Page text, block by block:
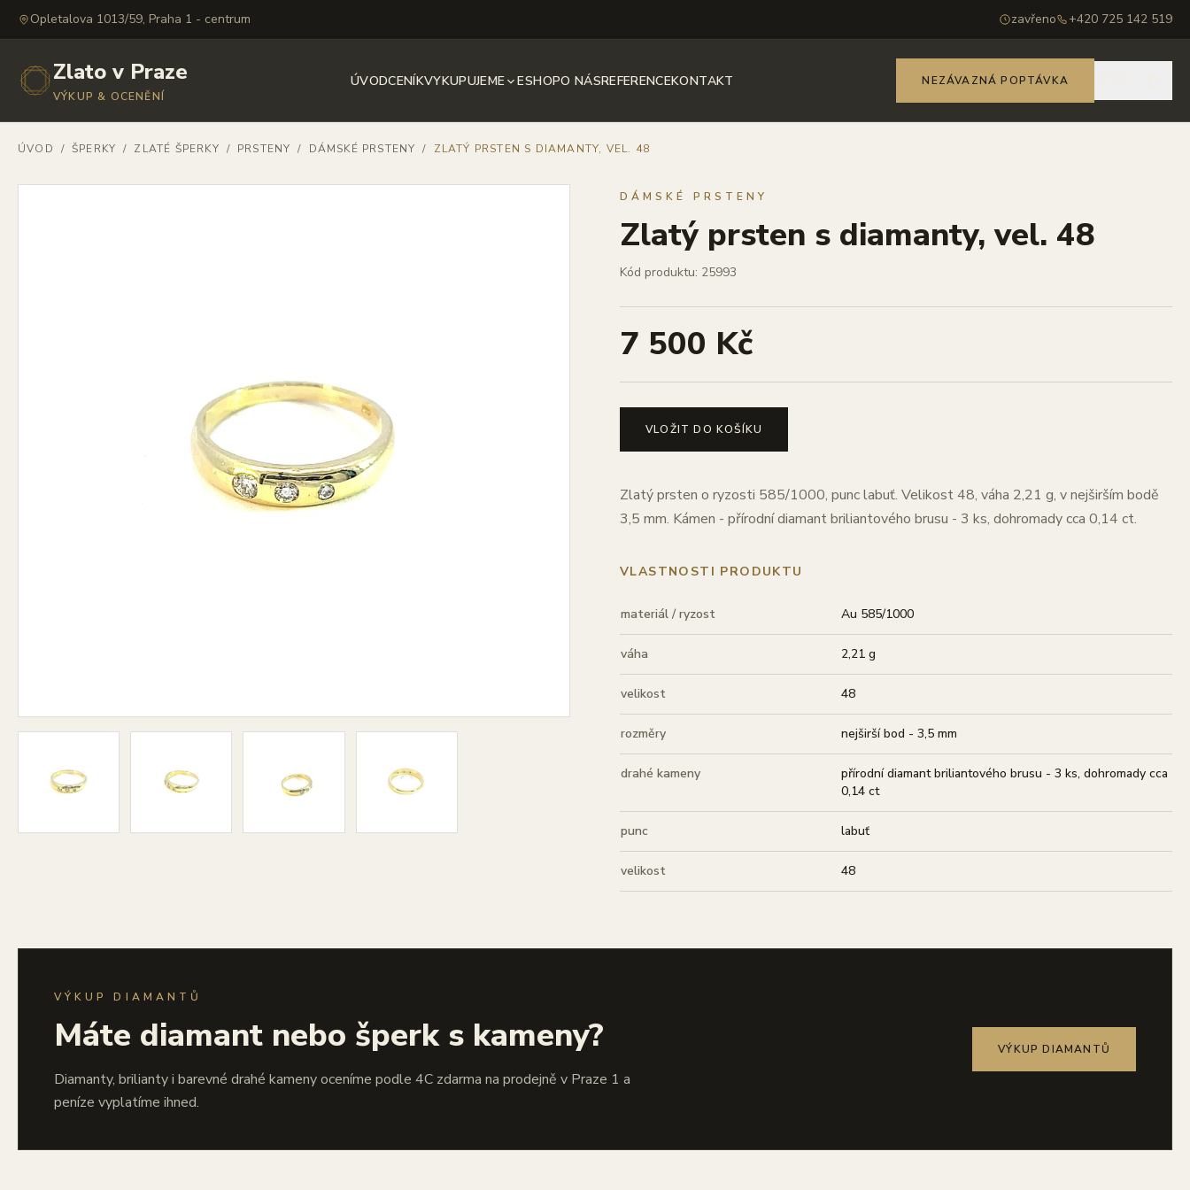
Opletalova 1013/59, Praha 1 - centrum zavřeno +420 725 142 519
Zlato v Praze
VÝKUP & OCENĚNÍ
ÚVODCENÍKVYKUPUJEME ESHOPO NÁSREFERENCEKONTAKT NEZÁVAZNÁ POPTÁVKA
ÚVOD / ŠPERKY / ZLATÉ ŠPERKY / PRSTENY / DÁMSKÉ PRSTENY / ZLATÝ PRSTEN S DIAMANTY, VEL. 48
DÁMSKÉ PRSTENY
Zlatý prsten s diamanty, vel. 48
Kód produktu: 25993
7 500 Kč
VLOŽIT DO KOŠÍKU
Zlatý prsten o ryzosti 585/1000, punc labuť. Velikost 48, váha 2,21 g, v nejširším bodě
3,5 mm. Kámen - přírodní diamant briliantového brusu - 3 ks, dohromady cca 0,14 ct.
VLASTNOSTI PRODUKTU
materiál / ryzost Au 585/1000
váha 2,21 g
velikost 48
rozměry nejširší bod - 3,5 mm
drahé kameny
přírodní diamant briliantového brusu - 3 ks, dohromady cca
0,14 ct
punc labuť
velikost 48
VÝKUP DIAMANTŮ
Máte diamant nebo šperk s kameny?
Diamanty, brilianty i barevné drahé kameny oceníme podle 4C zdarma na prodejně v Praze 1 a
peníze vyplatíme ihned.
VÝKUP DIAMANTŮ